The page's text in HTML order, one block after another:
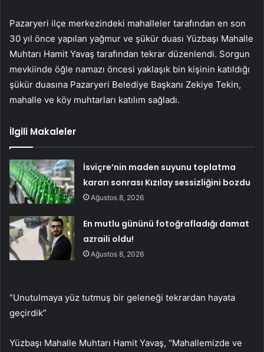
Pazaryeri ilçe merkezindeki mahalleler tarafından en son
30 yıl önce yapılan yağmur ve şükür duası Yüzbaşı Mahalle
Muhtarı Hamit Yavaş tarafından tekrar düzenlendi. Sorgun
mevkiinde öğle namazı öncesi yaklaşık bin kişinin katıldığı
şükür duasına Pazaryeri Belediye Başkanı Zekiye Tekin,
mahalle ve köy muhtarları katılım sağladı.
İlgili Makaleler
İsviçre’nin maden suyunu toplatma
kararı sonrası Kızılay sessizliğini bozdu
Ağustos 8, 2026
En mutlu gününü fotoğrafladığı damat
azraili oldu!
Ağustos 8, 2026
“Unutulmaya yüz tutmuş bir geleneği tekrardan hayata
geçirdik”
Yüzbaşı Mahalle Muhtarı Hamit Yavaş, “Mahallemizde ve